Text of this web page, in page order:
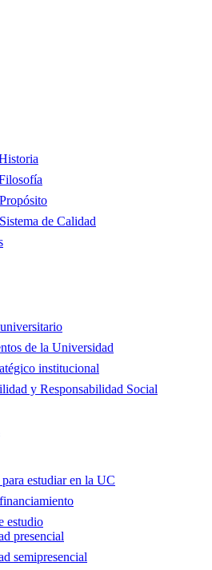
de Calidad
de la Universidad
institucional
y Responsabilidad Social
estudiar en la UC
estudio
presencial
semipresencial